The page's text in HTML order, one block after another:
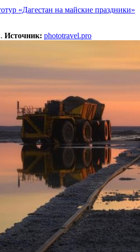
«Дагестан на майские праздники»
Источник: phototravel.pro